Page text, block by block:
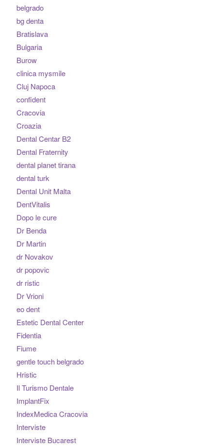
belgrado
bg denta
Bratislava
Bulgaria
Burow
clinica mysmile
Cluj Napoca
confident
Cracovia
Croazia
Dental Centar B2
Dental Fraternity
dental planet tirana
dental turk
Dental Unit Malta
DentVitalis
Dopo le cure
Dr Benda
Dr Martin
dr Novakov
dr popovic
dr ristic
Dr Vrioni
eo dent
Estetic Dental Center
Fidentia
Fiume
gentle touch belgrado
Hristic
Il Turismo Dentale
ImplantFix
IndexMedica Cracovia
Interviste
Interviste Bucarest